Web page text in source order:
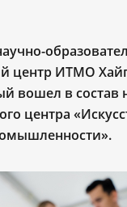
центр ИТМО
вошел в состав
центра